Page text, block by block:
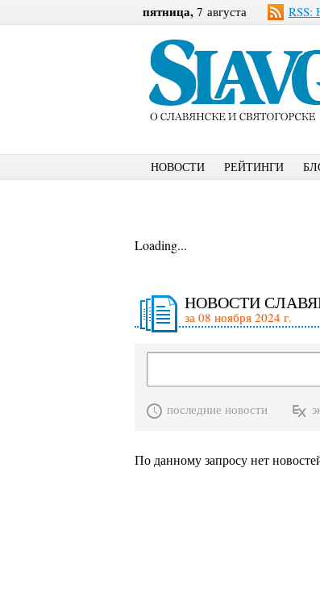
пятница, 7 августа RSS:
НОВОСТИ РЕЙТИНГИ
Loading...
НОВОСТИ
за 08 ноября 2024 г.
последние новости
По данному запросу нет